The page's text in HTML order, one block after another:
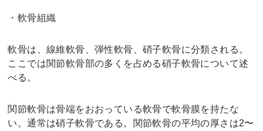
・軟骨組織
軟骨は、線維軟骨、弾性軟骨、硝子軟骨に分類される。
ここでは関節軟骨部の多くを占める硝子軟骨について述
べる。
関節軟骨は骨端をおおっている軟骨で軟骨膜を持たな
い。通常は硝子軟骨である。関節軟骨の平均の厚さは2〜